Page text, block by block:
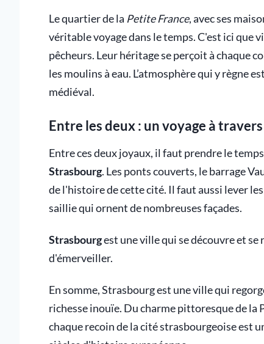
Le quartier de la Petite France, avec ses
véritable voyage dans le temps. C'est ici que
pêcheurs. Leur héritage se perçoit à chaque
les moulins à eau. L’atmosphère qui y règne
médiéval.
Entre les deux : un voyage à
Entre ces deux joyaux, il faut prendre le
Strasbourg. Les ponts couverts, le barrage
de l'histoire de cette cité. Il faut aussi lever
saillie qui ornent de nombreuses façades.
Strasbourgest une ville qui se découvre et
d'émerveiller.
En somme, Strasbourg est une ville qui
richesse inouïe. Du charme pittoresque de la
chaque recoin de la cité strasbourgeoise est